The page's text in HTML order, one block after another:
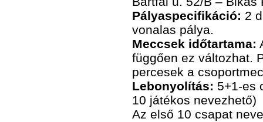
Pályaspecifikáció: 2
vonalas pálya.
Meccsek időtartama:
függően ez változhat.
percesek a
Lebonyolítás: 5+1-es
10 játékos nevezhető)
Az első 10 csapat